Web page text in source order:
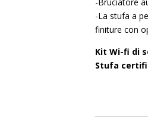
-La stufa a
finiture con
Kit Wi-fi di
Stufa